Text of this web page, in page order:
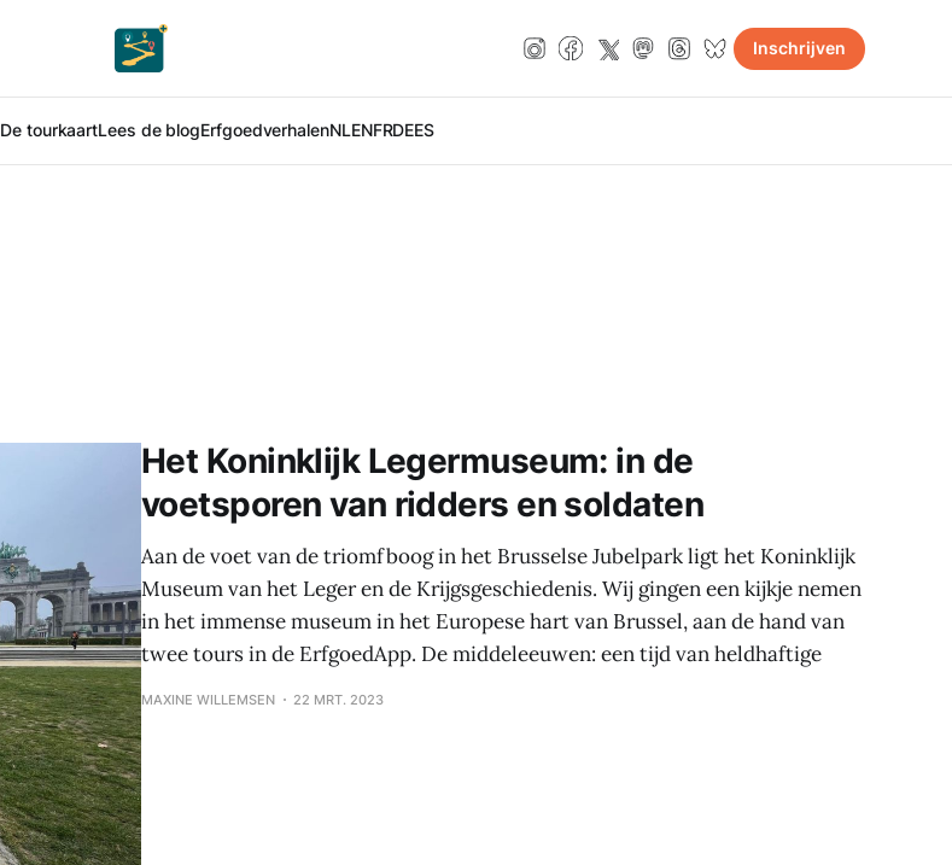
De tourkaartLees de blogErfgoedverhalenNLENFRDEES
Inschrijven
Het Koninklijk Legermuseum: in de
voetsporen van ridders en soldaten
Aan de voet van de triomfboog in het Brusselse Jubelpark ligt het Koninklijk
Museum van het Leger en de Krijgsgeschiedenis. Wij gingen een kijkje nemen
in het immense museum in het Europese hart van Brussel, aan de hand van
twee tours in de ErfgoedApp. De middeleeuwen: een tijd van heldhaftige
MAXINE WILLEMSEN 22 MRT. 2023